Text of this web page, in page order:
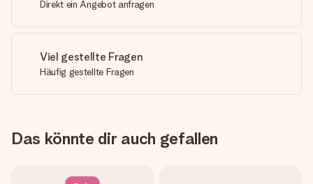
Direkt ein Angebot anfragen
Viel gestellte Fragen
Häufig gestellte Fragen
Das könnte dir auch gefallen